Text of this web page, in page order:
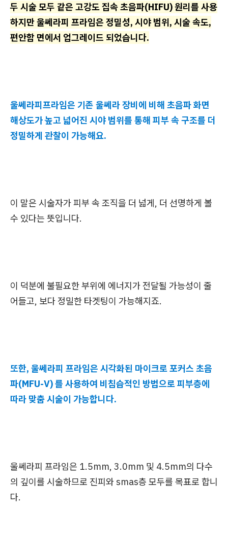
두 시술 모두 같은 고강도 집속 초음파(HIFU) 원리를 사용
하지만 울쎄라피 프라임은 정밀성, 시야 범위, 시술 속도,
편안함 면에서 업그레이드 되었습니다.
울쎄라피프라임은 기존 울쎄라 장비에 비해 초음파 화면
해상도가 높고 넓어진 시야 범위를 통해 피부 속 구조를 더
정밀하게 관찰이 가능해요.
이 말은 시술자가 피부 속 조직을 더 넓게, 더 선명하게 볼
수 있다는 뜻입니다.
이 덕분에 불필요한 부위에 에너지가 전달될 가능성이 줄
어들고, 보다 정밀한 타겟팅이 가능해지죠.
또한, 울쎄라피 프라임은 시각화된 마이크로 포커스 초음
파(MFU-V) 를 사용하여 비침습적인 방법으로 피부층에
따라 맞춤 시술이 가능합니다.
울쎄라피 프라임은 1.5mm, 3.0mm 및 4.5mm의 다수
의 깊이를 시술하므로 진피와 smas층 모두를 목표로 합니
다.